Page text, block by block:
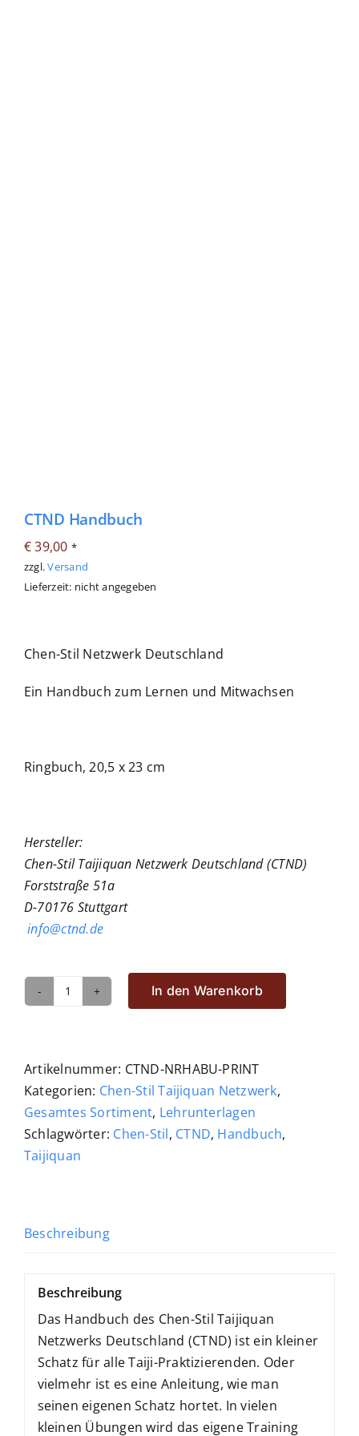
CTND Handbuch
€39,00 *
zzgl.Versand
Lieferzeit: nicht angegeben
Chen-Stil Netzwerk Deutschland
Ein Handbuch zum Lernen und Mitwachsen
Ringbuch, 20,5 x 23 cm
Hersteller:
Chen-Stil Taijiquan Netzwerk Deutschland (CTND)
Forststraße 51a
D-70176 Stuttgart
info@ctnd.de
CTND
In den Warenkorb
Artikelnummer: CTND-NRHABU-PRINT
Kategorien: Chen-Stil Taijiquan Netzwerk,
Gesamtes Sortiment, Lehrunterlagen
Schlagwörter: Chen-Stil, CTND, Handbuch,
Taijiquan
Beschreibung
Beschreibung
Das Handbuch des Chen-Stil Taijiquan
Netzwerks Deutschland (CTND) ist ein kleiner
Schatz für alle Taiji-Praktizierenden. Oder
vielmehr ist es eine Anleitung, wie man
seinen eigenen Schatz hortet. In vielen
kleinen Übungen wird das eigene Training